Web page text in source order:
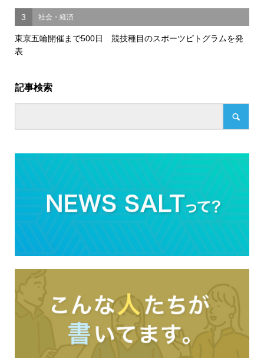
3 社会・経済
東京五輪開催まで500日 競技種目のスポーツピトグラムを発
表
記事検索